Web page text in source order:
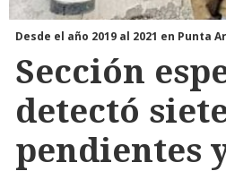
Desde el año 2019 al 2021 en Punta
Sección
detectó
pendientes